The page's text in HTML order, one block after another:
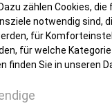
Blick finden
interessante
zählen Cookies,
notwendig sind,
für
für welche
finden Sie in unseren